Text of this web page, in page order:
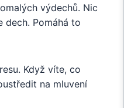
výdechů. Nic
dech. Pomáhá to
Když víte, co
na mluvení